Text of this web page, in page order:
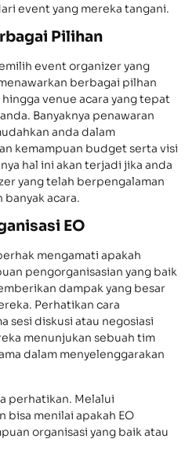
event yang mereka tangani.
Pilihan
event organizer yang
berbagai pilhan
venue acara yang tepat
Banyaknya penawaran
anda dalam
kemampuan budget serta visi
hal ini akan terjadi jika anda
yang telah berpengalaman
acara.
EO
mengamati apakah
pengorganisasian yang baik
dampak yang besar
Perhatikan cara
sesi diskusi atau negosiasi
menunjukan sebuah tim
dalam menyelenggarakan
perhatikan. Melalui
bisa menilai apakah EO
organisasi yang baik atau